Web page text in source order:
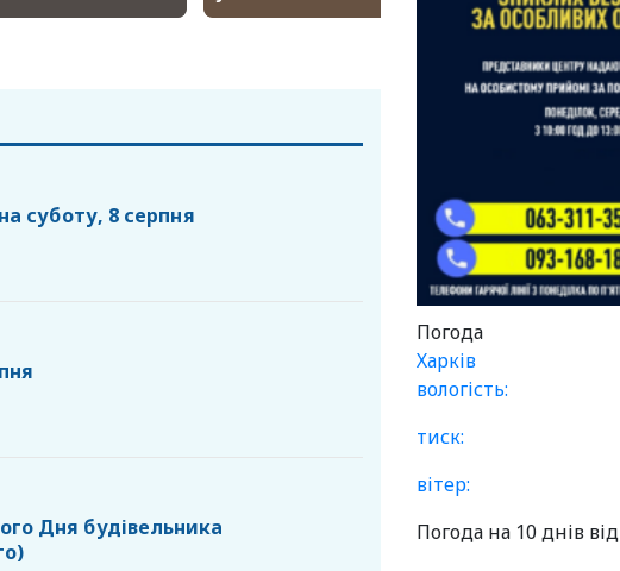
суботу, 8 серпня
Дня будівельника
Погода
Харків
вологість:
тиск:
вітер:
Погода на 10 днів від